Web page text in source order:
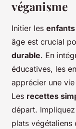
véganisme
Initier les enfants
âge est crucial
durable. En
éducatives, les
apprécier une vie
Les recettes
départ.
plats végétaliens